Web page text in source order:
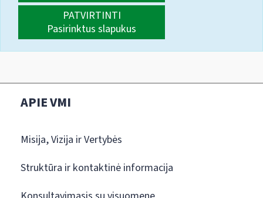
PATVIRTINTI
Pasirinktus slapukus
APIE VMI
Misija, Vizija ir Vertybės
Struktūra ir kontaktinė informacija